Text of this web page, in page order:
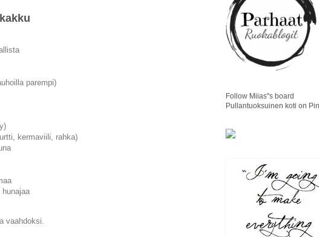
parempi)
kermaviili, rahka)
vaahdoksi.
Follow Miias''s board
Pullantuoksuinen koti on